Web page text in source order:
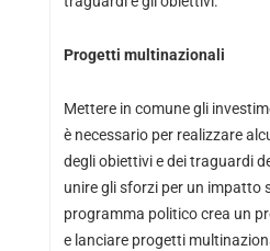
Progetti multinazionali
Mettere in comune gli
è necessario per realizzare
degli obiettivi e dei traguardi
unire gli sforzi per un impatto
programma politico crea un
e lanciare progetti